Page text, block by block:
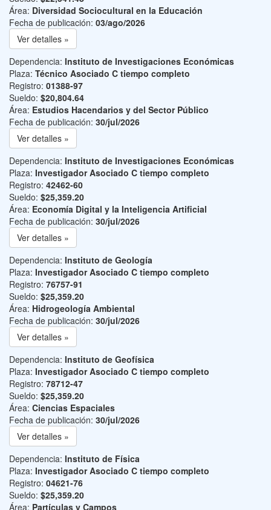
Área: Diversidad Sociocultural en la Educación
Fecha de publicación: 03/ago/2026
Ver detalles »
Dependencia: Instituto de Investigaciones Económicas
Plaza: Técnico Asociado C tiempo completo
Registro: 01388-97
Sueldo: $20,804.64
Área: Estudios Hacendarios y del Sector Público
Fecha de publicación: 30/jul/2026
Ver detalles »
Dependencia: Instituto de Investigaciones Económicas
Plaza: Investigador Asociado C tiempo completo
Registro: 42462-60
Sueldo: $25,359.20
Área: Economía Digital y la Inteligencia Artificial
Fecha de publicación: 30/jul/2026
Ver detalles »
Dependencia: Instituto de Geología
Plaza: Investigador Asociado C tiempo completo
Registro: 76757-91
Sueldo: $25,359.20
Área: Hidrogeología Ambiental
Fecha de publicación: 30/jul/2026
Ver detalles »
Dependencia: Instituto de Geofísica
Plaza: Investigador Asociado C tiempo completo
Registro: 78712-47
Sueldo: $25,359.20
Área: Ciencias Espaciales
Fecha de publicación: 30/jul/2026
Ver detalles »
Dependencia: Instituto de Física
Plaza: Investigador Asociado C tiempo completo
Registro: 04621-76
Sueldo: $25,359.20
Área: Partículas y Campos